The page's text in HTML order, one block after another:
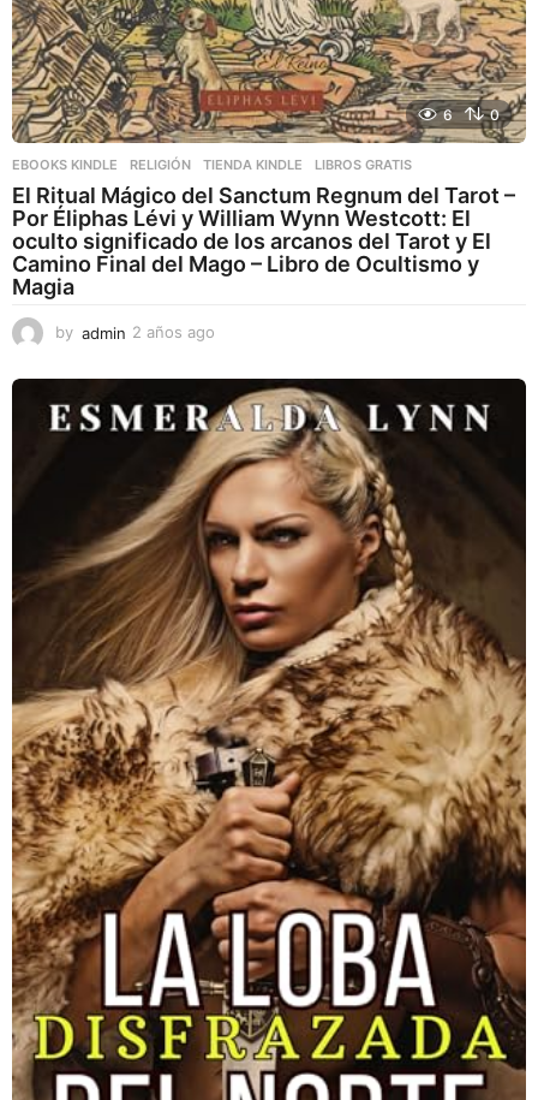
6 0
EBOOKS KINDLE ,RELIGIÓN ,TIENDA KINDLE LIBROS GRATIS
El Ritual Mágico del Sanctum Regnum del Tarot –
Por Éliphas Lévi y William Wynn Westcott: El
oculto significado de los arcanos del Tarot y El
Camino Final del Mago – Libro de Ocultismo y
Magia
by admin 2 años ago
ñ
s
g
o